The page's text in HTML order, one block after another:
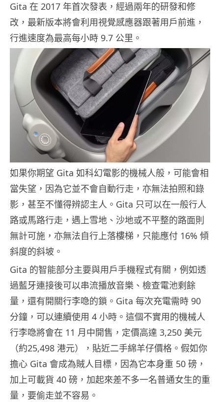
Gita 在 2017 年首次發表，經過兩年的研發和修
改，最新版本將會利用視覺感應器跟著用戶前進，
行進速度為最高每小時 9.7 公里。
如果你期望 Gita 如科幻電影的機械人般，可能會相
當失望，因為它並不會自動行走，亦無法拍照和錄
影，甚至不懂得辨認主人。Gita 只可以在一般行人
路或馬路行走，遇上雪地、沙地或不平整的路面則
無計可施，亦無法自行上落樓梯，只能應付 16% 傾
斜度的斜坡。
Gita 的智能部分主要與用戶手機程式有關，例如透
過藍牙連接後可以串流播放音樂、檢查電池剩餘
量，還有開關行李喼的鎖。Gita 每次充電需時 90
分鐘，可以連續使用 4 小時。這個不實用的機械人
行李喼將會在 11 月中開售，定價高達 3,250 美元
（約25,498 港元），貼近二手綿羊仔價格。假如你
擔心 Gita 會成為賊人目標，因為它本身重 50 磅，
加上可載貨 40 磅，加起來差不多一名普通女生的重
量，要偷走並不容易。